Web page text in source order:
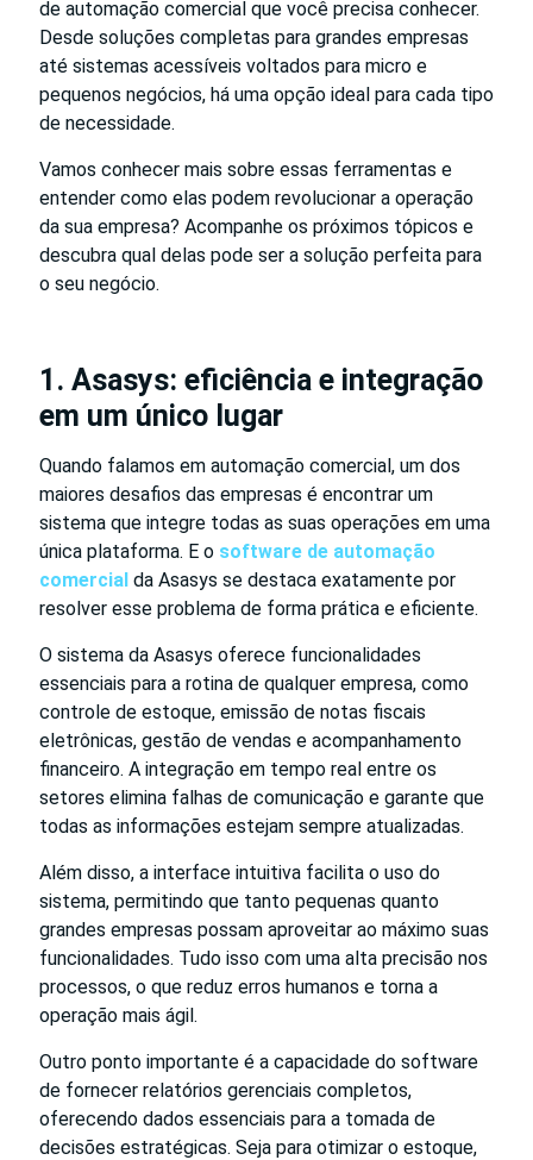
de automação comercial que você precisa conhecer.
Desde soluções completas para grandes empresas
até sistemas acessíveis voltados para micro e
pequenos negócios, há uma opção ideal para cada tipo
de necessidade.
Vamos conhecer mais sobre essas ferramentas e
entender como elas podem revolucionar a operação
da sua empresa? Acompanhe os próximos tópicos e
descubra qual delas pode ser a solução perfeita para
o seu negócio.
1. Asasys: eficiência e integração
em um único lugar
Quando falamos em automação comercial, um dos
maiores desafios das empresas é encontrar um
sistema que integre todas as suas operações em uma
única plataforma. E o software de automação
comercial da Asasys se destaca exatamente por
resolver esse problema de forma prática e eficiente.
O sistema da Asasys oferece funcionalidades
essenciais para a rotina de qualquer empresa, como
controle de estoque, emissão de notas fiscais
eletrônicas, gestão de vendas e acompanhamento
financeiro. A integração em tempo real entre os
setores elimina falhas de comunicação e garante que
todas as informações estejam sempre atualizadas.
Além disso, a interface intuitiva facilita o uso do
sistema, permitindo que tanto pequenas quanto
grandes empresas possam aproveitar ao máximo suas
funcionalidades. Tudo isso com uma alta precisão nos
processos, o que reduz erros humanos e torna a
operação mais ágil.
Outro ponto importante é a capacidade do software
de fornecer relatórios gerenciais completos,
oferecendo dados essenciais para a tomada de
decisões estratégicas. Seja para otimizar o estoque,